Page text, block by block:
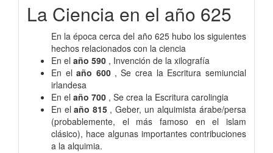
La Ciencia en el año 625
En la época cerca del año 625 hubo los siguientes
hechos relacionados con la ciencia
En el año 590
, Invención de la xilografía
En el año 600 , Se crea la Escritura semiuncial
irlandesa
En el año 700 , Se crea la Escritura carolingia
En el año 815 , Geber, un alquimista árabe/persa
(probablemente, el más famoso en el islam
clásico), hace algunas importantes contribuciones
a la alquimia.